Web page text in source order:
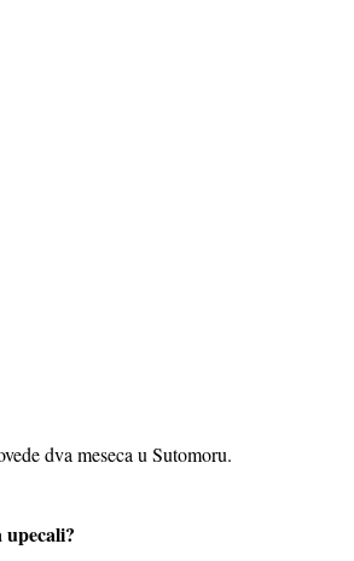
dva meseca u Sutomoru.